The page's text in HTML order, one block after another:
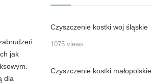
jak
dla
Czyszczenie kostki woj śląskie
1075 views
Czyszczenie kostki małopolskie